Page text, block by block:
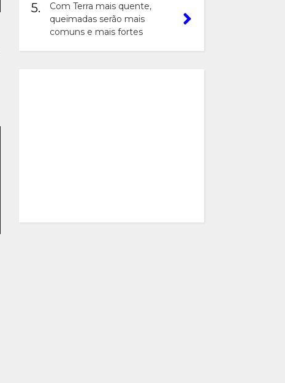
5.
Com Terra mais quente,
queimadas serão mais
comuns e mais fortes